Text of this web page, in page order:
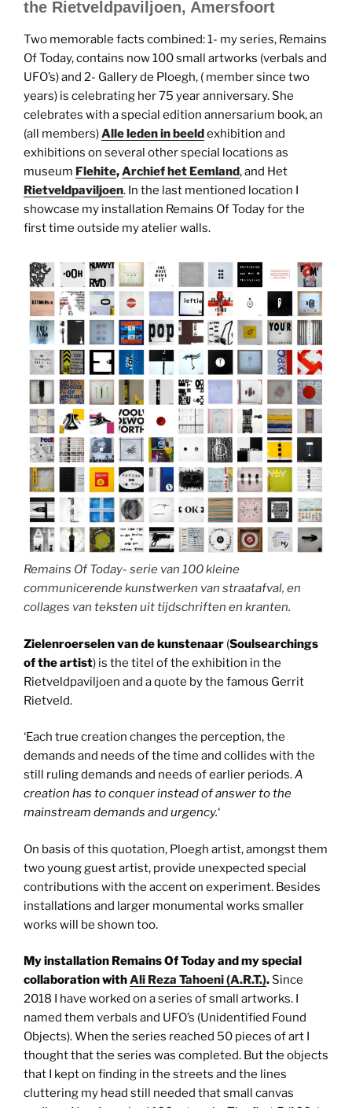
the Rietveldpaviljoen, Amersfoort
Two memorable facts combined: 1- my series, Remains
Of Today, contains now 100 small artworks (verbals and
UFO’s) and 2- Gallery de Ploegh, ( member since two
years) is celebrating her 75 year anniversary. She
celebrates with a special edition annersarium book, an
(all members)Alle leden in beeldexhibition and
exhibitions on several other special locations as
museum Flehite,Archief het Eemland, and Het
Rietveldpaviljoen. In the last mentioned location I
showcase my installation Remains Of Today for the
first time outside my atelier walls.
Remains Of Today- serie van 100 kleine
communicerende kunstwerken van straatafval, en
collages van teksten uit tijdschriften en kranten.
Zielenroerselen van de kunstenaar (Soulsearchings
of the artist) is the titel of the exhibition in the
Rietveldpaviljoen and a quote by the famous Gerrit
Rietveld.
‘Each true creation changes the perception, the
demands and needs of the time and collides with the
still ruling demands and needs of earlier periods.A
creation has to conquer instead of answer to the
mainstream demands and urgency.‘
On basis of this quotation, Ploegh artist, amongst them
two young guest artist, provide unexpected special
contributions with the accent on experiment. Besides
installations and larger monumental works smaller
works will be shown too.
My installation Remains Of Today and my special
collaboration withAli Reza Tahoeni (A.R.T.). Since
2018 I have worked on a series of small artworks. I
named them verbals and UFO’s (Unidentified Found
Objects). When the series reached 50 pieces of art I
thought that the series was completed. But the objects
that I kept on finding in the streets and the lines
cluttering my head still needed that small canvas